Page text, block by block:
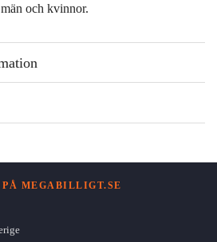
och kvinnor.
MEGABILLIGT.SE